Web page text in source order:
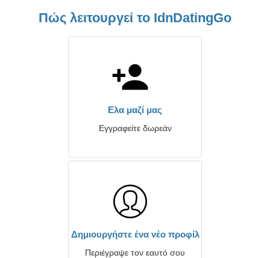
Πώς λειτουργεί το IdnDatingGo
Ελα μαζί μας
Εγγραφείτε δωρεάν
Δημιουργήστε ένα νέο προφίλ
Περιέγραψε τον εαυτό σου